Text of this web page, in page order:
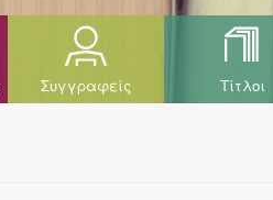
Συγγραφείς Τίτλοι